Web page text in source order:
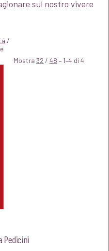
sul nostro vivere
/
Mostra 32 / 48 – 1–4 di 4
Pedicini